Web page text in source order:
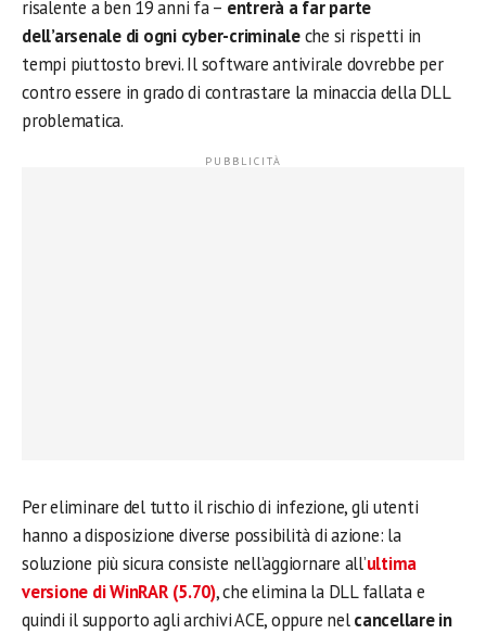
risalente a ben 19 anni fa – entrerà a far parte
dell’arsenale di ogni cyber-criminaleche si rispetti in
tempi piuttosto brevi. Il software antivirale dovrebbe per
contro essere in grado di contrastare la minaccia della DLL
problematica.
Per eliminare del tutto il rischio di infezione, gli utenti
hanno a disposizione diverse possibilità di azione: la
soluzione più sicura consiste nell’aggiornare all’ultima
versione di WinRAR (5.70), che elimina la DLL fallata e
quindi il supporto agli archivi ACE, oppure nelcancellare in